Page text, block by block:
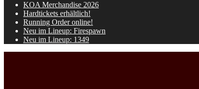
KOA Merchandise 2026
Hardtickets erhältlich!
Running Order online!
Neu im Lineup: Firespawn
Neu im Lineup: 1349